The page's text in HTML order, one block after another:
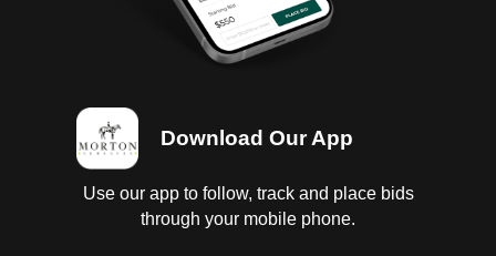
Download Our App
Use our app to follow, track and place bids
through your mobile phone.